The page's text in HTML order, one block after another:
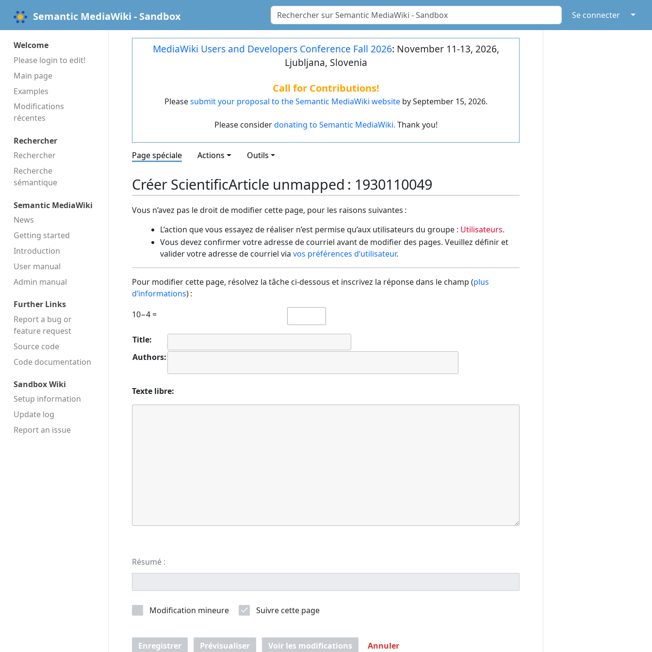
Semantic MediaWiki - Sandbox Se connecter ↓
Welcome
Please login to edit!
Main page
Examples
Modifications
récentes
Rechercher
Rechercher
Recherche
sémantique
Semantic MediaWiki
News
Getting started
Introduction
User manual
Admin manual
Further Links
Report a bug or
feature request
Source code
Code docu­mentation
Sandbox Wiki
Setup information
Update log
Report an issue
MediaWiki Users and Developers Conference Fall 2026: November 11-13, 2026,
Ljubljana, Slovenia
Call for Contributions!
Pleasesubmit your proposal to the Semantic MediaWiki websiteby September 15, 2026.
Please considerdonating to Semantic MediaWiki. Thank you!
Page spéciale Actions Outils
Créer ScientificArticle unmapped : 1930110049
Vous n’avez pas le droit de modifier cette page, pour les raisons suivantes :
L’action que vous essayez de réaliser n’est permise qu’aux utilisateurs du groupe : Utilisateurs.
Vous devez confirmer votre adresse de courriel avant de modifier des pages. Veuillez définir et
valider votre adresse de courriel via vos préférences d’utilisateur.
Pour modifier cette page, résolvez la tâche ci-dessous et inscrivez la réponse dans le champ (plus
d’informations) :
10−4 =
Title:
Authors:
Texte libre:
Résumé :
Modification mineure Suivre cette page
Enregistrer Prévisualiser Voir les modifications Annuler